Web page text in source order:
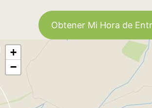
Obtener Mi Hora de
+
−